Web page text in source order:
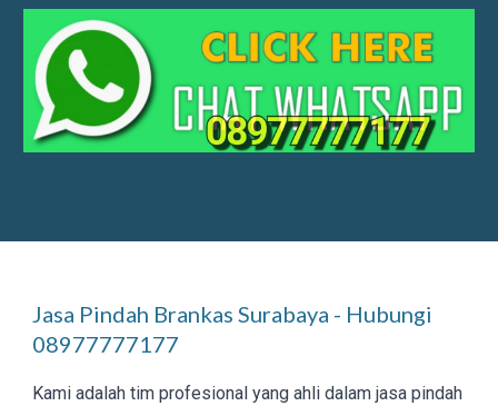
Jasa Pindah Brankas Surabaya - Hubungi
08977777177
Kami adalah tim profesional yang ahli dalam jasa pindah